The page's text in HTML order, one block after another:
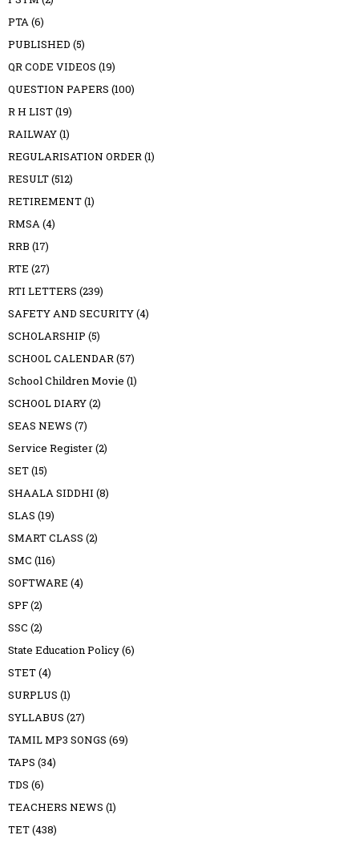
PTA(6)
PUBLISHED (5)
QR CODE VIDEOS (19)
QUESTION PAPERS (100)
R H LIST(19)
RAILWAY(1)
REGULARISATION ORDER(1)
RESULT(512)
RETIREMENT(1)
RMSA(4)
RRB (17)
RTE (27)
RTI LETTERS (239)
SAFETY AND SECURITY(4)
SCHOLARSHIP (5)
SCHOOL CALENDAR(57)
School Children Movie (1)
SCHOOL DIARY(2)
SEAS NEWS (7)
Service Register(2)
SET(15)
SHAALA SIDDHI (8)
SLAS (19)
SMART CLASS (2)
SMC (116)
SOFTWARE (4)
SPF(2)
SSC (2)
State Education Policy(6)
STET(4)
SURPLUS (1)
SYLLABUS (27)
TAMIL MP3 SONGS (69)
TAPS (34)
TDS (6)
TEACHERS NEWS (1)
TET(438)